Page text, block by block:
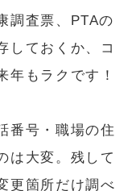
調査票、PTAの
しておくか、コ
年もラクです！
番号・職場の住
は大変。残して
更箇所だけ調べ